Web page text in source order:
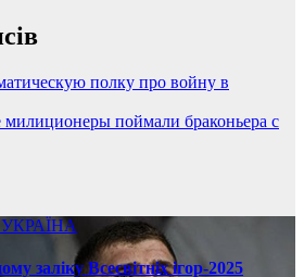
полку про войну в
милиционеры поймали браконьера с
УКРАЇНА
заліку Всесвітніх ігор-2025